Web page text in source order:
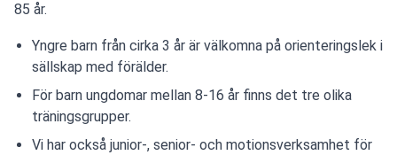
85 år.
Yngre barn från cirka 3 år är välkomna på orienteringslek i
sällskap med förälder.
För barn ungdomar mellan 8-16 år finns det tre olika
träningsgrupper.
Vi har också junior-, senior- och motionsverksamhet för